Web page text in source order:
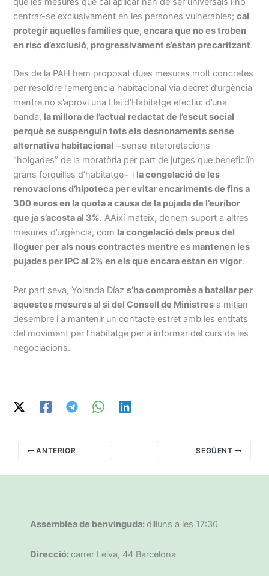
centrar-se exclusivament en les persones vulnerables;cal
protegir aquelles famílies que, encara que no es troben
en risc d’exclusió, progressivament s’estan precaritzant.
Des de la PAH hem proposat dues mesures molt concretes
per resoldre l’emergència habitacional via decret d’urgència
mentre no s’aprovi una Llei d’Habitatge efectiu: d’una
banda, la millora de l’actual redactat de l’escut social
perquè se suspenguin tots els desnonaments sense
alternativa habitacional −sense interpretacions
“holgades” de la moratòria per part de jutges que beneficiïn
grans forquilles d’habitatge− i la congelació de les
renovacions d’hipoteca per evitar encariments de fins a
300 euros en la quota a causa de la pujada de l’euríbor
que ja s’acosta al 3%. AAixí mateix, donem suport a altres
mesures d’urgència, com la congelació dels preus del
lloguer per als nous contractes mentre es mantenen les
pujades per IPC al 2% en els que encara estan en vigor.
Per part seva, Yolanda Díazs’ha compromès a batallar per
aquestes mesures al si del Consell de Ministres a mitjan
desembre i a mantenir un contacte estret amb les entitats
del moviment per l’habitatge per a informar del curs de les
negociacions.
ANTERIOR SEGÜENT
Assemblea de benvinguda: dilluns a les 17:30
Direcció: carrer Leiva, 44 Barcelona